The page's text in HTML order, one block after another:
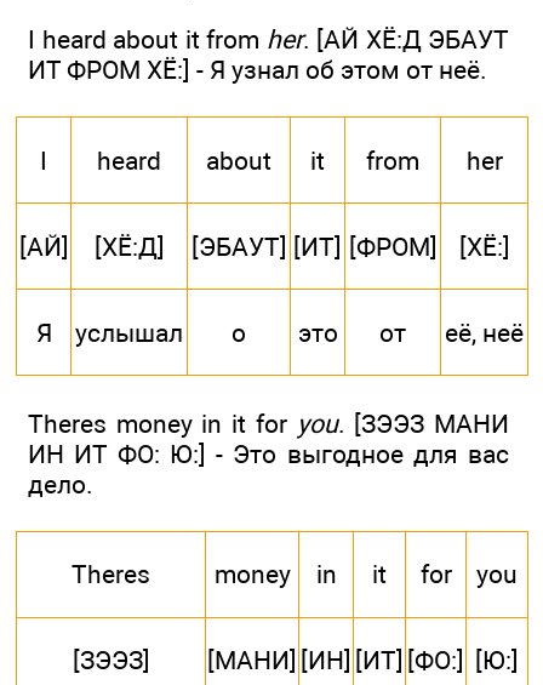
I heard about it from her. [АЙ ХЁ:Д ЭБАУТ
ИТ ФРОМ ХЁ:] - Я узнал об этом от неё.
I heard about it from her
[АЙ] [ХЁ:Д] [ЭБАУТ] [ИТ] [ФРОМ] [ХЁ:]
Я услышал о это от её, неё
Theres money in it for you. [ЗЭЭЗ МАНИ
ИН ИТ ФО: Ю:] - Это выгодное для вас
дело.
Theres money in it for you
[ЗЭЭЗ] [МАНИ] [ИН] [ИТ] [ФО:] [Ю:]